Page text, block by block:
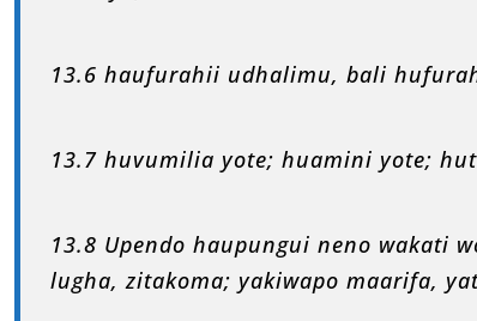
13.6 haufurahii udhalimu, bali
13.7 huvumilia yote; huamini yote;
13.8 Upendo haupungui neno wakati
lugha, zitakoma; yakiwapo maarifa,